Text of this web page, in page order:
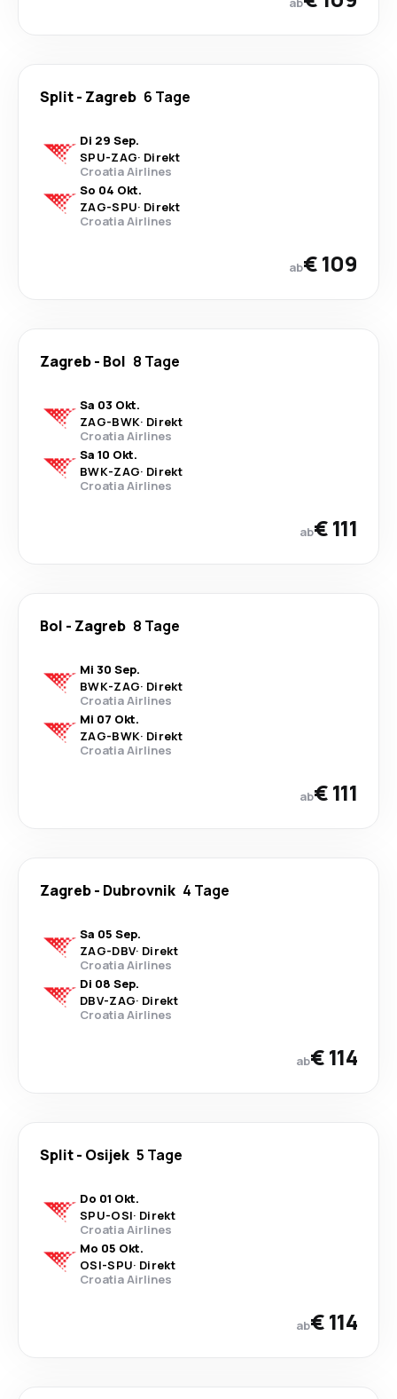
Split- Zagreb 6 Tage
Di 29 Sep.
SPU-ZAG· Direkt
Croatia Airlines
So 04 Okt.
ZAG-SPU· Direkt
Croatia Airlines
ab€ 109
Zagreb- Bol 8 Tage
Sa 03 Okt.
ZAG-BWK· Direkt
Croatia Airlines
Sa 10 Okt.
BWK-ZAG· Direkt
Croatia Airlines
ab€ 111
Bol - Zagreb 8 Tage
Mi 30 Sep.
BWK-ZAG· Direkt
Croatia Airlines
Mi 07 Okt.
ZAG-BWK· Direkt
Croatia Airlines
ab€ 111
Zagreb- Dubrovnik 4 Tage
Sa 05 Sep.
ZAG-DBV· Direkt
Croatia Airlines
Di 08 Sep.
DBV-ZAG· Direkt
Croatia Airlines
ab€ 114
Split- Osijek 5 Tage
Do 01 Okt.
SPU-OSI· Direkt
Croatia Airlines
Mo 05 Okt.
OSI-SPU· Direkt
Croatia Airlines
ab€ 114